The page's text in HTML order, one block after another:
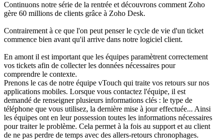
Continuons notre série de la rentrée et découvrons comment Zoho
gère 60 millions de clients grâce à Zoho Desk.
Contrairement à ce que l'on peut penser le cycle de vie d'un ticket
commence bien avant qu'il arrive dans notre logiciel client.
En amont il est important que les équipes paramètrent correctement
vos tickets afin de collecter les données nécessaires pour
comprendre le contexte.
Prenons le cas de notre équipe vTouch qui traite vos retours sur nos
applications mobiles. Lorsque vous contactez l'équipe, il est
demandé de renseigner plusieurs informations clés : le type de
téléphone que vous utilisez, la dernière mise à jour effectuée... Ainsi
les équipes ont en leur possession toutes les informations nécessaires
pour traiter le problème. Cela permet à la fois au support et au client
de ne pas perdre de temps avec des allers-retours chronophages.